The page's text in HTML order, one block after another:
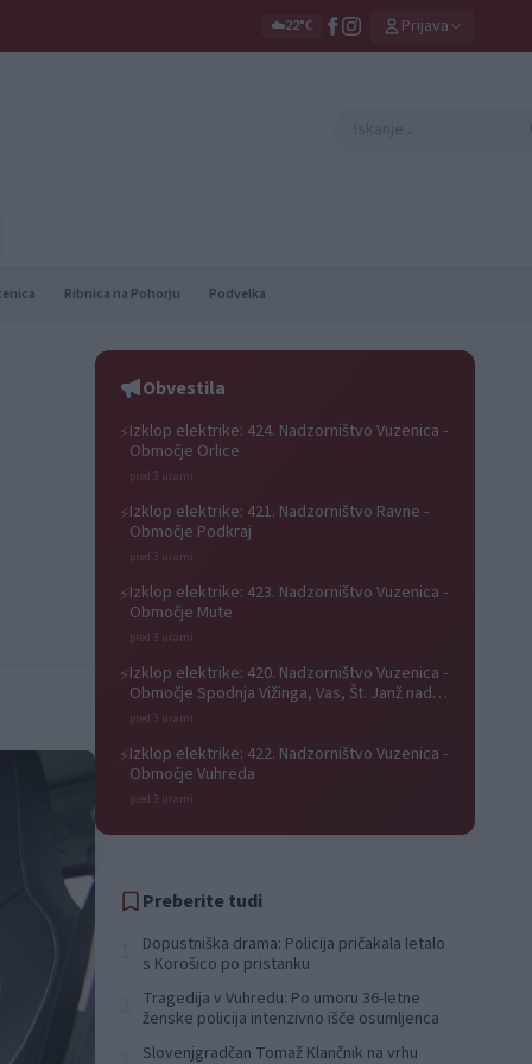
☁️22°C Prijava
Ribnica na Pohorju Podvelka
Obvestila
⚡Izklop elektrike: 424. Nadzorništvo Vuzenica -
Območje Orlice
pred 3 urami
⚡Izklop elektrike: 421. Nadzorništvo Ravne -
Območje Podkraj
pred 3 urami
⚡Izklop elektrike: 423. Nadzorništvo Vuzenica -
Območje Mute
pred 3 urami
⚡Izklop elektrike: 420. Nadzorništvo Vuzenica -
Območje Spodnja Vižinga, Vas, Št. Janž nad
Radljami, Suhi Vrh, Dobrava
pred 3 urami
⚡Izklop elektrike: 422. Nadzorništvo Vuzenica -
Območje Vuhreda
pred 3 urami
Preberite tudi
Dopustniška drama: Policija pričakala letalo
s Korošico po pristanku
Tragedija v Vuhredu: Po umoru 36-letne
ženske policija intenzivno išče osumljenca
Slovenjgradčan Tomaž Klančnik na vrhu